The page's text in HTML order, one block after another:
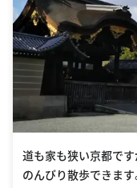
道も家も狭い京都です
のんびり散歩できます